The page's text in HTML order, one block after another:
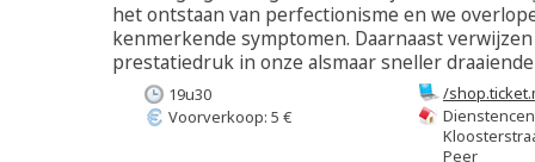
het ontstaan van perfectionisme en we
kenmerkende symptomen. Daarnaast
prestatiedruk in onze alsmaar sneller
/
je-al-dat-
th7br5
Peer
19u30
Voorverkoop: 5 €